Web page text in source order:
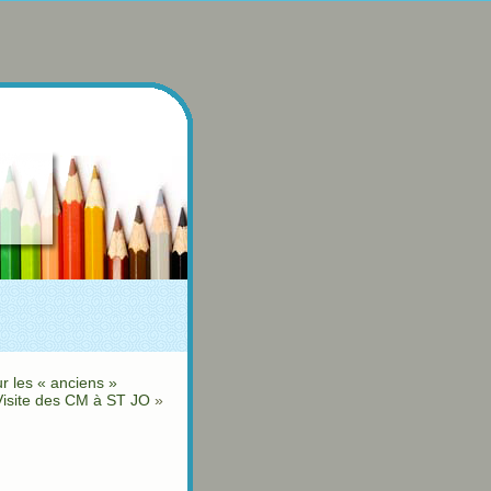
les « anciens »
des CM à ST JO »